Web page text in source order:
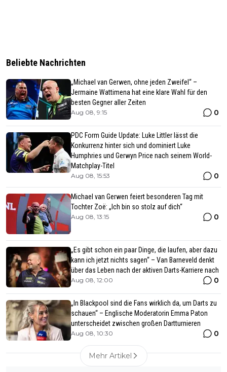
Beliebte Nachrichten
„Michael van Gerwen, ohne jeden Zweifel“ –
Jermaine Wattimena hat eine klare Wahl für den
besten Gegner aller Zeiten
Aug 08, 9:15 0
PDC Form Guide Update: Luke Littler lässt die
Konkurrenz hinter sich und dominiert Luke
Humphries und Gerwyn Price nach seinem World-
Matchplay-Titel
Aug 08, 15:53 0
Michael van Gerwen feiert besonderen Tag mit
Tochter Zoë: „Ich bin so stolz auf dich“
Aug 08, 13:15 0
„Es gibt schon ein paar Dinge, die laufen, aber dazu
kann ich jetzt nichts sagen“ – Van Barneveld denkt
über das Leben nach der aktiven Darts-Karriere nach
Aug 08, 12:00 0
„In Blackpool sind die Fans wirklich da, um Darts zu
schauen“ – Englische Moderatorin Emma Paton
unterscheidet zwischen großen Dartturnieren
Aug 08, 10:30 0
Mehr Artikel